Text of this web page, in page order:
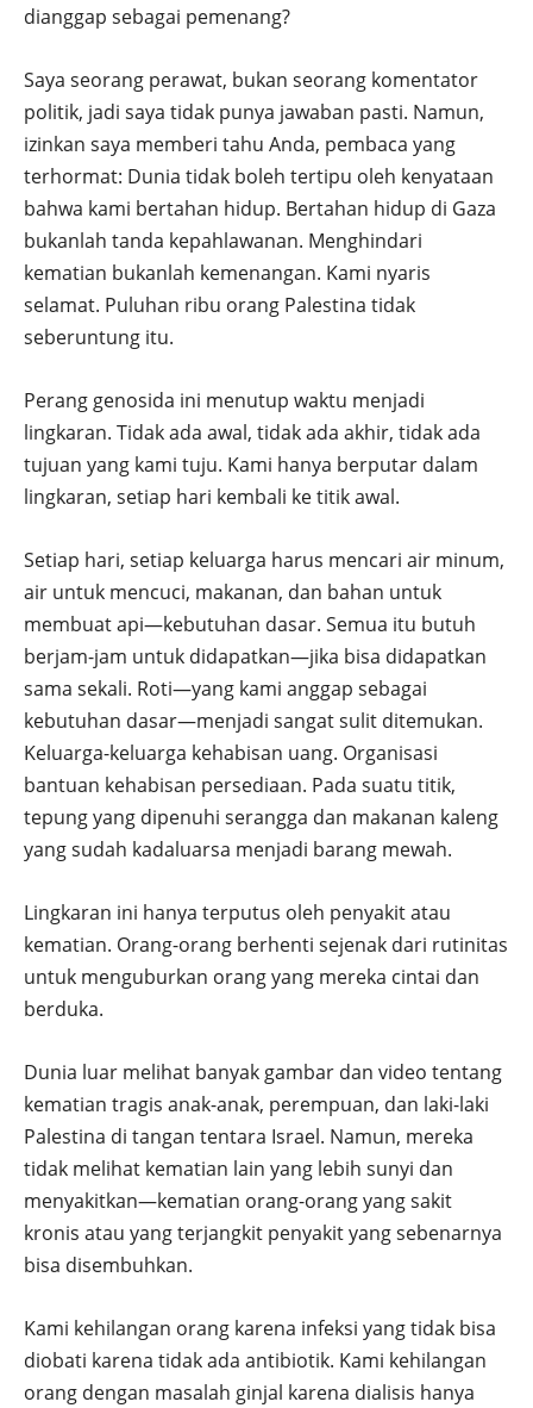
dianggap sebagai pemenang?
Saya seorang perawat, bukan seorang komentator
politik, jadi saya tidak punya jawaban pasti. Namun,
izinkan saya memberi tahu Anda, pembaca yang
terhormat: Dunia tidak boleh tertipu oleh kenyataan
bahwa kami bertahan hidup. Bertahan hidup di Gaza
bukanlah tanda kepahlawanan. Menghindari
kematian bukanlah kemenangan. Kami nyaris
selamat. Puluhan ribu orang Palestina tidak
seberuntung itu.
Perang genosida ini menutup waktu menjadi
lingkaran. Tidak ada awal, tidak ada akhir, tidak ada
tujuan yang kami tuju. Kami hanya berputar dalam
lingkaran, setiap hari kembali ke titik awal.
Setiap hari, setiap keluarga harus mencari air minum,
air untuk mencuci, makanan, dan bahan untuk
membuat api—kebutuhan dasar. Semua itu butuh
berjam-jam untuk didapatkan—jika bisa didapatkan
sama sekali. Roti—yang kami anggap sebagai
kebutuhan dasar—menjadi sangat sulit ditemukan.
Keluarga-keluarga kehabisan uang. Organisasi
bantuan kehabisan persediaan. Pada suatu titik,
tepung yang dipenuhi serangga dan makanan kaleng
yang sudah kadaluarsa menjadi barang mewah.
Lingkaran ini hanya terputus oleh penyakit atau
kematian. Orang-orang berhenti sejenak dari rutinitas
untuk menguburkan orang yang mereka cintai dan
berduka.
Dunia luar melihat banyak gambar dan video tentang
kematian tragis anak-anak, perempuan, dan laki-laki
Palestina di tangan tentara Israel. Namun, mereka
tidak melihat kematian lain yang lebih sunyi dan
menyakitkan—kematian orang-orang yang sakit
kronis atau yang terjangkit penyakit yang sebenarnya
bisa disembuhkan.
Kami kehilangan orang karena infeksi yang tidak bisa
diobati karena tidak ada antibiotik. Kami kehilangan
orang dengan masalah ginjal karena dialisis hanya